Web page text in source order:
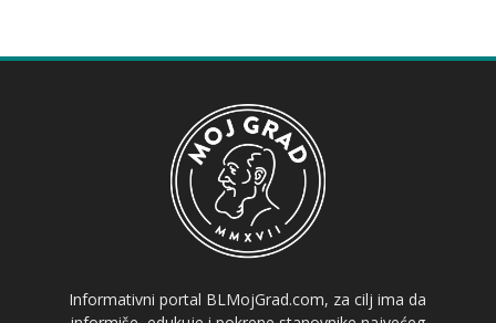
Informativni portal BLMojGrad.com, za cilj ima da